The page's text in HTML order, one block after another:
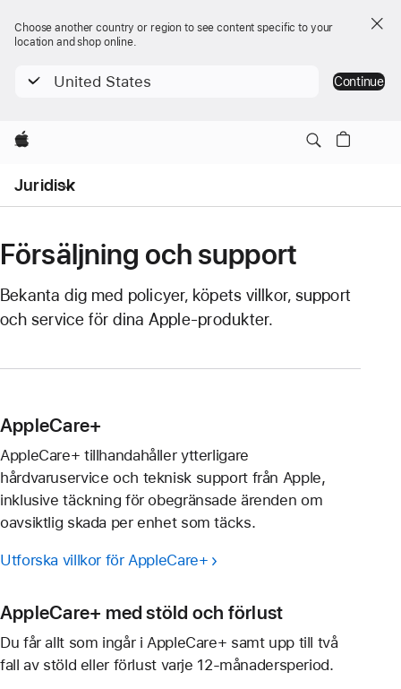
Choose another country or region to see content specific to your
location and shop online.
United States Continue
Apple
Juridisk
Menu
Försäljning och support
Bekanta dig med policyer, köpets villkor, support
och service för dina Apple-produkter.
AppleCare+
AppleCare+ tillhandahåller ytterligare
hårdvaruservice och teknisk support från Apple,
inklusive täckning för obegränsade ärenden om
oavsiktlig skada per enhet som täcks.
Utforska villkor för AppleCare+
AppleCare+ med stöld och förlust
Du får allt som ingår i AppleCare+ samt upp till två
fall av stöld eller förlust varje 12-månadersperiod.